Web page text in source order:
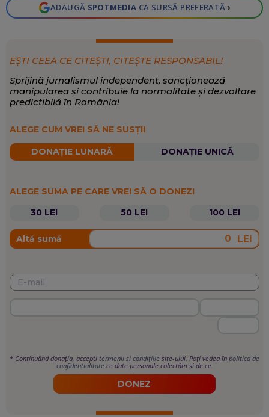
ADAUGĂ SPOTMEDIA CA SURSĂ PREFERATĂ ›
EȘTI CEEA CE CITEȘTI, CITEȘTE RESPONSABIL!
Sprijină jurnalismul independent, sancționează
manipularea și contribuie la normalitate și dezvoltare
predictibilă în România!
ALEGE CUM VREI SĂ NE SUSȚII
DONAȚIE LUNARĂ DONAȚIE UNICĂ
ALEGE SUMA PE CARE VREI SĂ O DONEZI
30 LEI
50 LEI 100 LEI
Altă sumă LEI
* Continuând donația, accepți termenii si condițiile site-ului. Poți vedea în politica de
confidențialitate ce date personale colectăm și de ce.
DONEZ